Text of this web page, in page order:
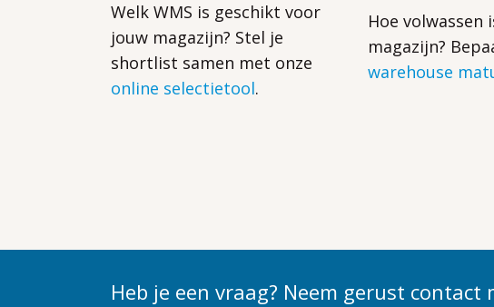
Welk WMS is geschikt voor
jouw magazijn? Stel je
shortlist samen met onze
online selectietool.
Hoe volwassen
magazijn?
warehouse
Heb je een vraag? Neem gerust contact